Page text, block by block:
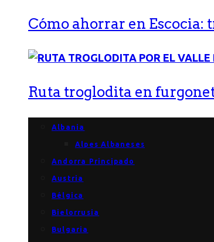
Cómo ahorrar en
Ruta troglodita en
Albania
Alpes Albaneses
Andorra Principado
Austria
Bélgica
Bielorrusia
Bulgaria